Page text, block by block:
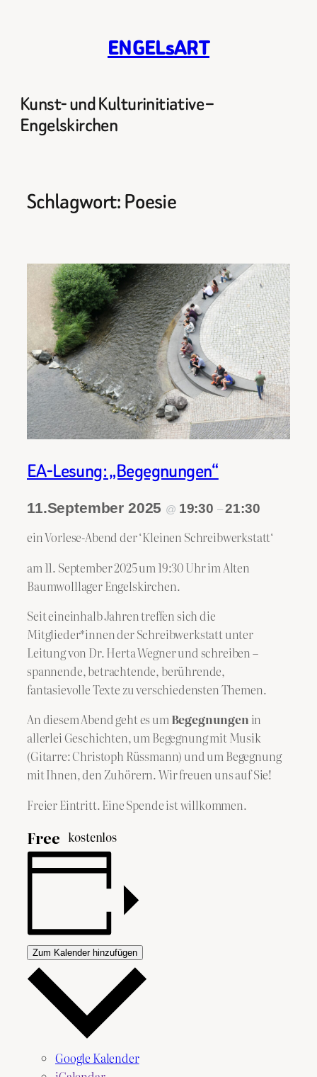
ENGELsART
Kunst- und Kulturinitiative –
Engelskirchen
Schlagwort:Poesie
EA-Lesung: „Begegnungen“
11.September 2025 @ 19:30 –21:30
ein Vorlese-Abend der ‘Kleinen Schreibwerkstatt‘
am 11. September 2025 um 19:30 Uhr im Alten
Baumwolllager Engelskirchen.
Seit eineinhalb Jahren treffen sich die
Mitglieder*innen der Schreibwerkstatt unter
Leitung von Dr. Herta Wegner und schreiben –
spannende, betrachtende, berührende,
fantasievolle Texte zu verschiedensten Themen.
An diesem Abend geht es umBegegnungen in
allerlei Geschichten, um Begegnung mit Musik
(Gitarre: Christoph Rüssmann) und um Begegnung
mit Ihnen, den Zuhörern. Wir freuen uns auf Sie!
Freier Eintritt. Eine Spende ist willkommen.
Free kostenlos
Zum Kalender hinzufügen
Google Kalender